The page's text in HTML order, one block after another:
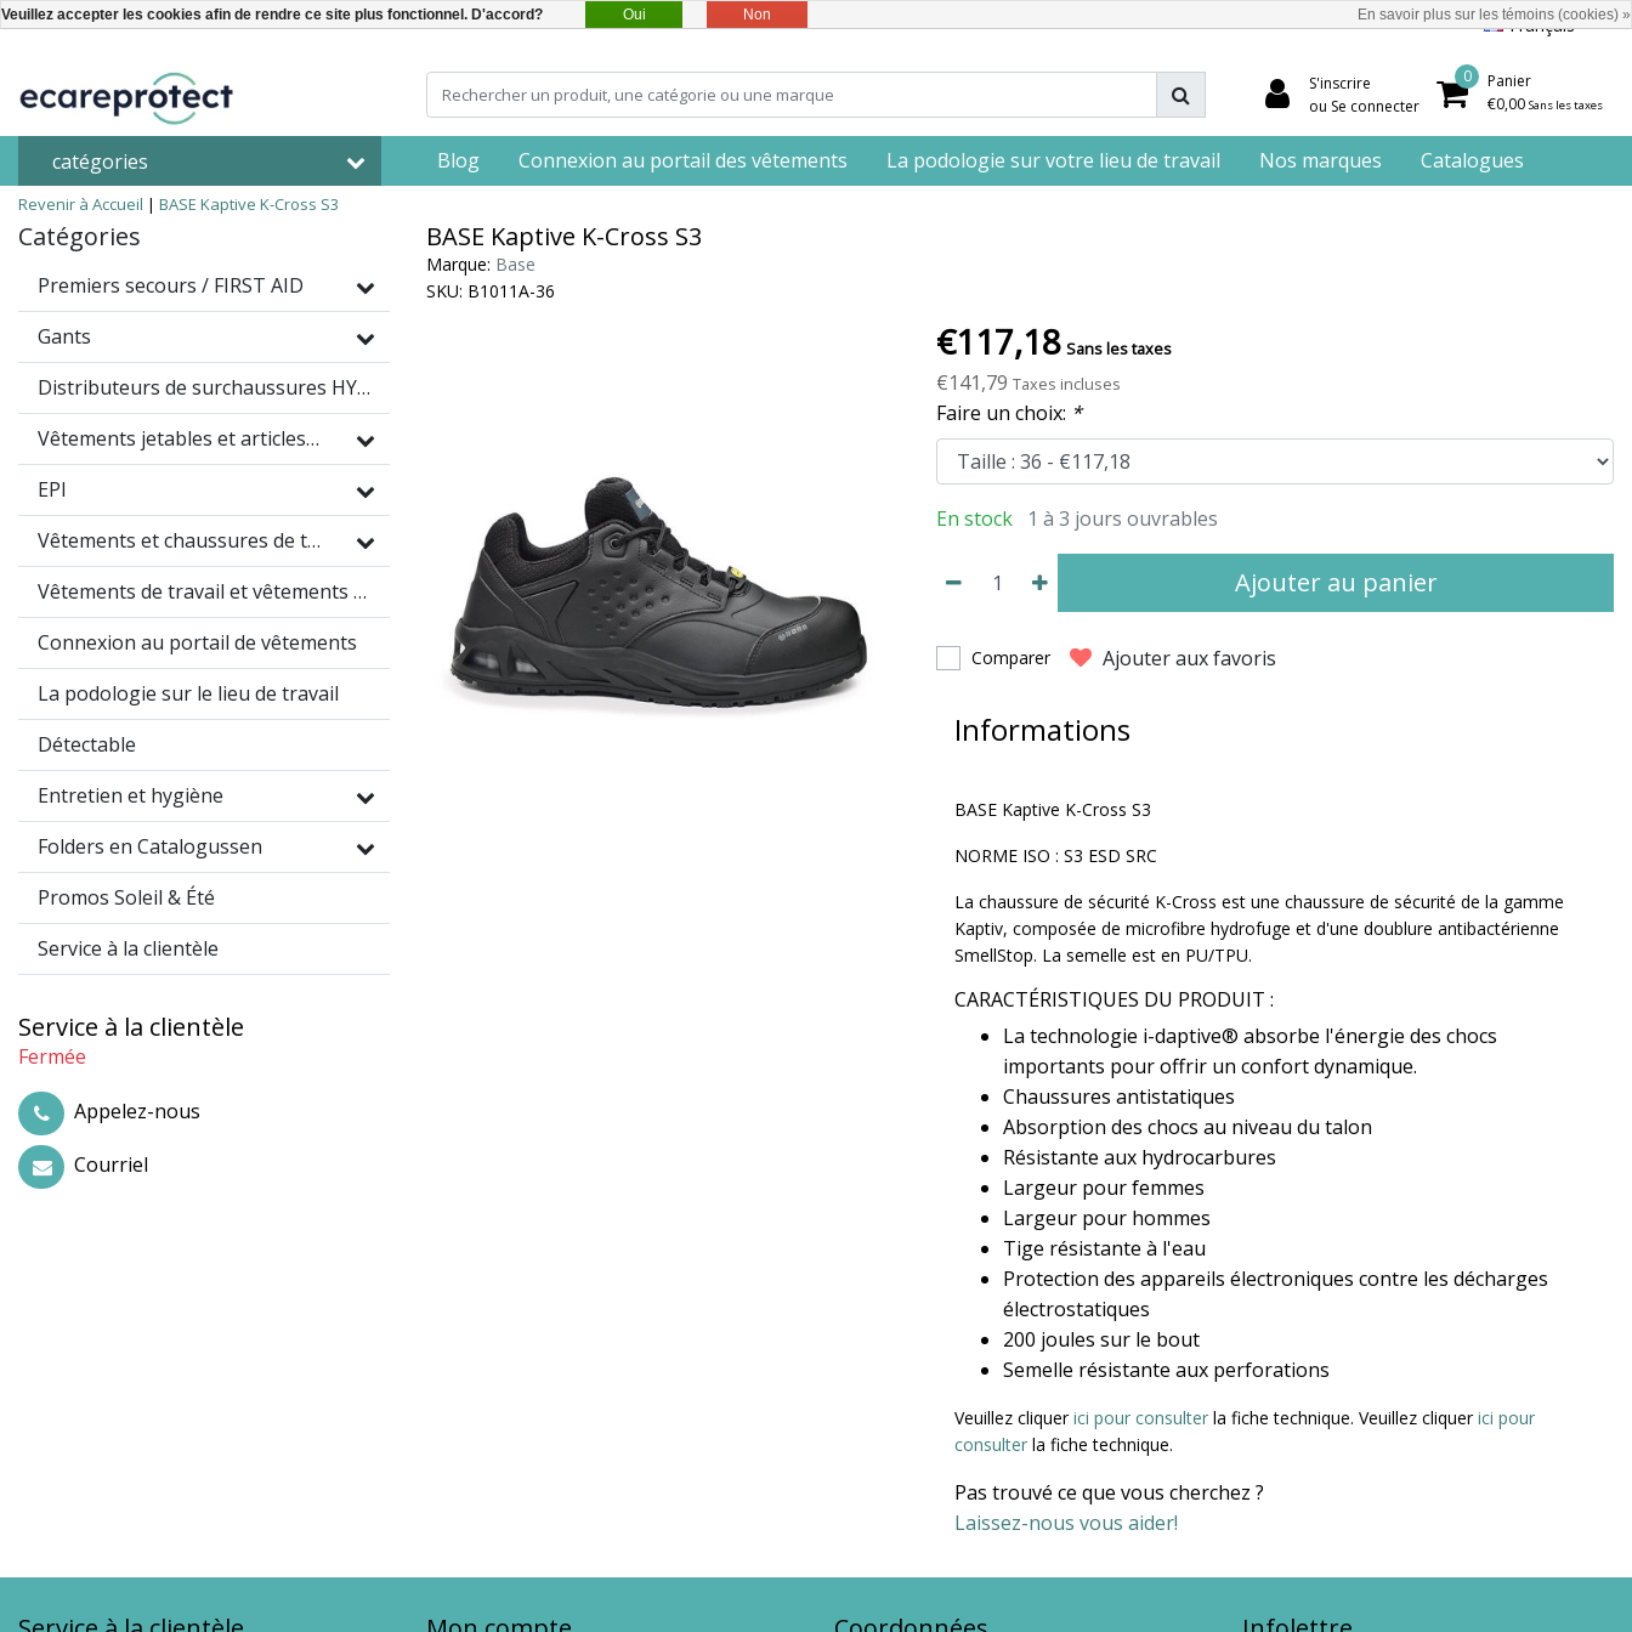
Français
S'inscrire
ou Se connecter
0
Panier
€0,00 Sans les taxes
catégories Blog Connexion au portail des vêtements La podologie sur votre lieu de travail Nos marques Catalogues
Revenir à Accueil | BASE Kaptive K-Cross S3
Catégories
Premiers secours / FIRST AID
Gants
Distributeurs de surchaussures HYGOMAT
Vêtements jetables et articles à usage unique
EPI
Vêtements et chaussures de travail
Vêtements de travail et vêtements promotionnels
Connexion au portail de vêtements
La podologie sur le lieu de travail
Détectable
Entretien et hygiène
Folders en Catalogussen
Promos Soleil & Été
Service à la clientèle
Service à la clientèle
Fermée
Appelez-nous
Courriel
BASE Kaptive K-Cross S3
Marque: Base
SKU: B1011A-36
€117,18 Sans les taxes
€141,79 Taxes incluses
Faire un choix: *
En stock 1 à 3 jours ouvrables
Ajouter au panier
Comparer Ajouter aux favoris
Informations
BASE Kaptive K-Cross S3
NORME ISO : S3 ESD SRC
La chaussure de sécurité K-Cross est une chaussure de sécurité de la gamme
Kaptiv, composée de microfibre hydrofuge et d'une doublure antibactérienne
SmellStop. La semelle est en PU/TPU.
CARACTÉRISTIQUES DU PRODUIT :
La technologie i-daptive® absorbe l'énergie des chocs
importants pour offrir un confort dynamique.
Chaussures antistatiques
Absorption des chocs au niveau du talon
Résistante aux hydrocarbures
Largeur pour femmes
Largeur pour hommes
Tige résistante à l'eau
Protection des appareils électroniques contre les décharges
électrostatiques
200 joules sur le bout
Semelle résistante aux perforations
Veuillez cliquerici pour consulter la fiche technique. Veuillez cliquerici pour
consulter la fiche technique.
Pas trouvé ce que vous cherchez ?
Laissez-nous vous aider!
Veuillez accepter les cookies afin de rendre ce site plus fonctionnel. D'accord? Oui Non En savoir plus sur les témoins (cookies) »